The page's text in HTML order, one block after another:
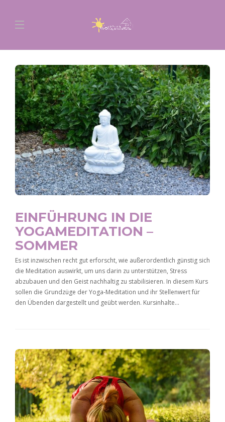
EINFÜHRUNG IN DIE
YOGAMEDITATION –
SOMMER
Es ist inzwischen recht gut erforscht, wie außerordentlich günstig sich
die Meditation auswirkt, um uns darin zu unterstützen, Stress
abzubauen und den Geist nachhaltig zu stabilisieren. In diesem Kurs
sollen die Grundzüge der Yoga-Meditation und ihr Stellenwert für
den Übenden dargestellt und geübt werden. Kursinhalte…